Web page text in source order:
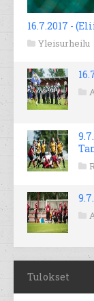
16.7.2017 -
Yleisurheilu
Tulokset